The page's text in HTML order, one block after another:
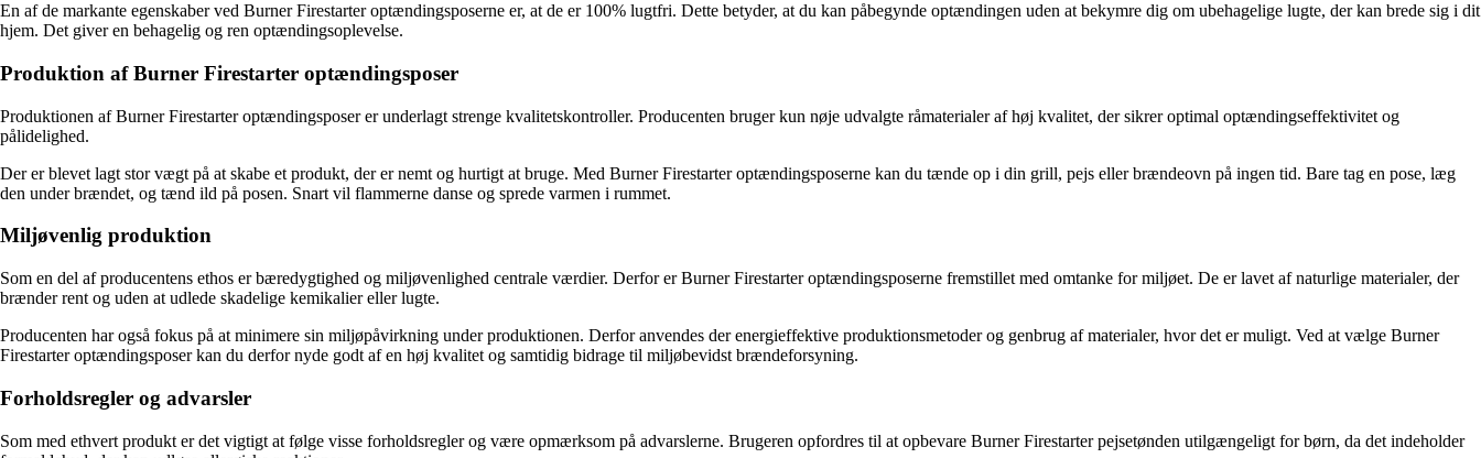
En af de markante egenskaber ved Burner Firestarter optændingsposerne er, at de er 100% lugtfri. Dette betyder, at du kan påbegynde optændingen uden at bekymre dig om ubehagelige lugte, der kan brede sig i dit
hjem. Det giver en behagelig og ren optændingsoplevelse.
Produktion af Burner Firestarter optændingsposer
Produktionen af Burner Firestarter optændingsposer er underlagt strenge kvalitetskontroller. Producenten bruger kun nøje udvalgte råmaterialer af høj kvalitet, der sikrer optimal optændingseffektivitet og
pålidelighed.
Der er blevet lagt stor vægt på at skabe et produkt, der er nemt og hurtigt at bruge. Med Burner Firestarter optændingsposerne kan du tænde op i din grill, pejs eller brændeovn på ingen tid. Bare tag en pose, læg
den under brændet, og tænd ild på posen. Snart vil flammerne danse og sprede varmen i rummet.
Miljøvenlig produktion
Som en del af producentens ethos er bæredygtighed og miljøvenlighed centrale værdier. Derfor er Burner Firestarter optændingsposerne fremstillet med omtanke for miljøet. De er lavet af naturlige materialer, der
brænder rent og uden at udlede skadelige kemikalier eller lugte.
Producenten har også fokus på at minimere sin miljøpåvirkning under produktionen. Derfor anvendes der energieffektive produktionsmetoder og genbrug af materialer, hvor det er muligt. Ved at vælge Burner
Firestarter optændingsposer kan du derfor nyde godt af en høj kvalitet og samtidig bidrage til miljøbevidst brændeforsyning.
Forholdsregler og advarsler
Som med ethvert produkt er det vigtigt at følge visse forholdsregler og være opmærksom på advarslerne. Brugeren opfordres til at opbevare Burner Firestarter pejsetønden utilgængeligt for børn, da det indeholder